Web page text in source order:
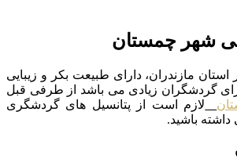
شهر چمستان
مازندران، دارای طبیعت بکر و زیبایی
گردشگران زیادی می باشد از طرفی قبل
لازم است از پتانسیل های گردشگری
باشید.